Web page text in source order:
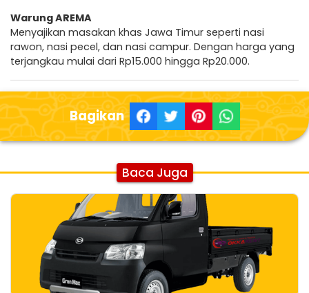
Warung AREMA
Menyajikan masakan khas Jawa Timur seperti nasi
rawon, nasi pecel, dan nasi campur. Dengan harga yang
terjangkau mulai dari Rp15.000 hingga Rp20.000.
Bagikan
Baca Juga